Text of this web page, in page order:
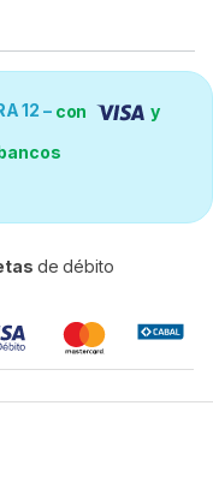
12 – con y
de débito